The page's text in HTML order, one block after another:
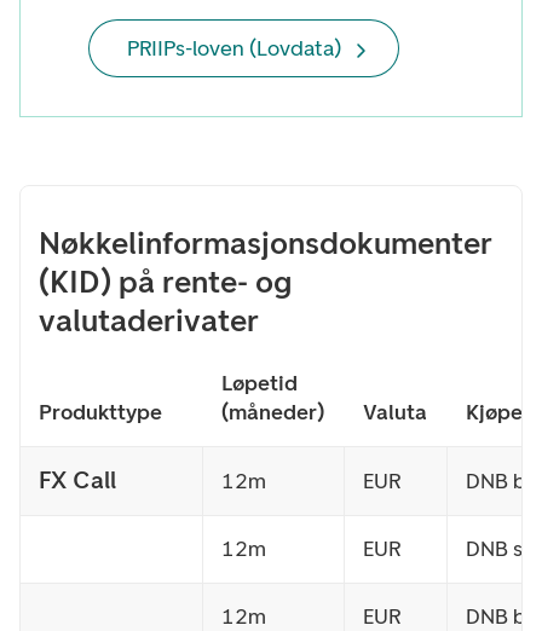
PRIIPs-loven (Lovdata)
Nøkkelinformasjonsdokumenter
(KID) på rente- og
valutaderivater
Produkttype
Løpetid
(måneder)
Valuta
FX Call 12m EUR DNB
12m EUR DNB
12m EUR DNB